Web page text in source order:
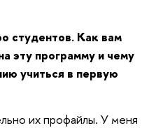
студентов. Как вам
эту программу и чему
учиться в первую
их профайлы. У меня